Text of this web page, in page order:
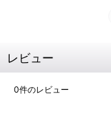
レビュー
0件のレビュー